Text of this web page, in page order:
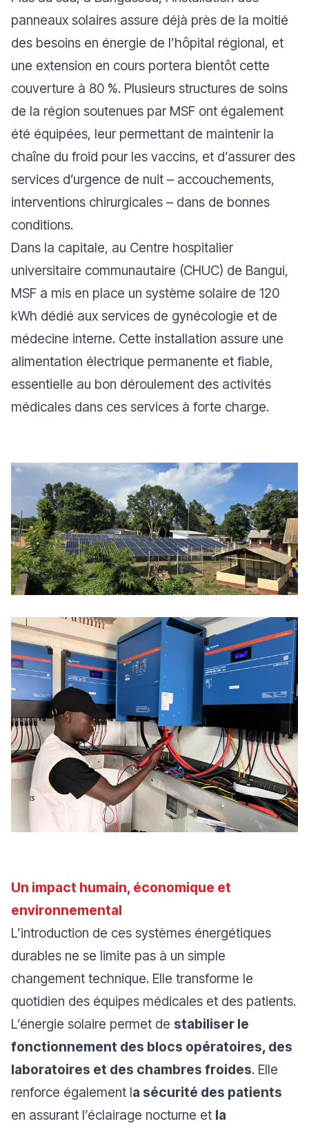
panneaux solaires assure déjà près de la moitié
des besoins en énergie de l’hôpital régional, et
une extension en cours portera bientôt cette
couverture à 80 %. Plusieurs structures de soins
de la région soutenues par MSF ont également
été équipées, leur permettant de maintenir la
chaîne du froid pour les vaccins, et d’assurer des
services d’urgence de nuit – accouchements,
interventions chirurgicales – dans de bonnes
conditions.
Dans la capitale, au Centre hospitalier
universitaire communautaire (CHUC) de Bangui,
MSF a mis en place un système solaire de 120
kWh dédié aux services de gynécologie et de
médecine interne. Cette installation assure une
alimentation électrique permanente et fiable,
essentielle au bon déroulement des activités
médicales dans ces services à forte charge.
Un impact humain, économique et
environnemental
L’introduction de ces systèmes énergétiques
durables ne se limite pas à un simple
changement technique. Elle transforme le
quotidien des équipes médicales et des patients.
L’énergie solaire permet de stabiliser le
fonctionnement des blocs opératoires, des
laboratoires et des chambres froides. Elle
renforce également la sécurité des patients
en assurant l’éclairage nocturne et la